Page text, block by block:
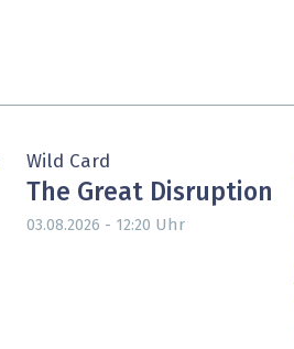
Wild Card
The Great Disruption
03.08.2026 - 12:20 Uhr